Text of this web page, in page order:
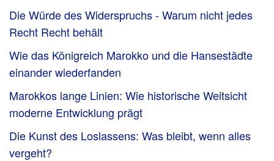
Die Würde des Widerspruchs - Warum nicht jedes
Recht Recht behält
Wie das Königreich Marokko und die Hansestädte
einander wiederfanden
Marokkos lange Linien: Wie historische Weitsicht
moderne Entwicklung prägt
Die Kunst des Loslassens: Was bleibt, wenn alles
vergeht?